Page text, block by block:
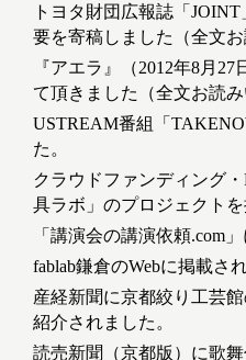
トヨタ財団広報誌「
要を寄稿しました（全文お
『アエラ』（2012年8月
て頂きました（全文お読み
USTREAM番組「
た。
クラウドファンディング
具ラボ」のプロジェクトを
「講演会の講演依頼.com
fablab鎌倉のWebに掲載さ
産経新聞に京都絞り工芸
紹介されました。
読売新聞（京都版）に歌